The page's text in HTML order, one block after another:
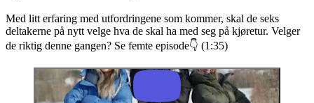
Med litt erfaring med utfordringene som kommer, skal de seks
deltakerne på nytt velge hva de skal ha med seg på kjøretur. Velger
de riktig denne gangen? Se femte episode👇 (1:35)